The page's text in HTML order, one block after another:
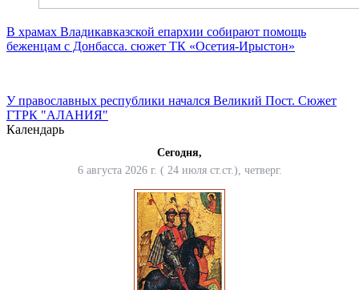
В храмах Владикавказской епархии собирают помощь
беженцам с Донбасса. сюжет ТК «Осетия-Ирыстон»
У православных республики начался Великий Пост. Сюжет
ГТРК "АЛАНИЯ"
Календарь
Сегодня,
6 августа 2026 г. ( 24 июля ст.ст.), четверг.